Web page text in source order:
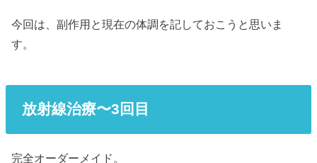
今回は、副作用と現在の体調を記しておこうと思いま
す。
放射線治療〜3回目
完全オーダーメイド。